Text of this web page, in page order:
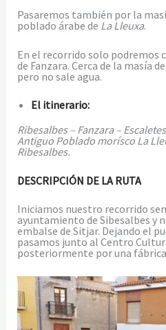
Pasaremos también por la
poblado árabe de La Lleuxa.
En el recorrido solo podremos
de Fanzara. Cerca de la masía
pero no sale agua.
El itinerario:
Ribesalbes – Fanzara –
Antiguo Poblado morísco La
Ribesalbes.
DESCRIPCIÓN DE LA RUTA
Iniciamos nuestro recorrido
ayuntamiento de Sibesalbes y
embalse de Sitjar. Dejando el
pasamos junto al Centro
posteriormente por una